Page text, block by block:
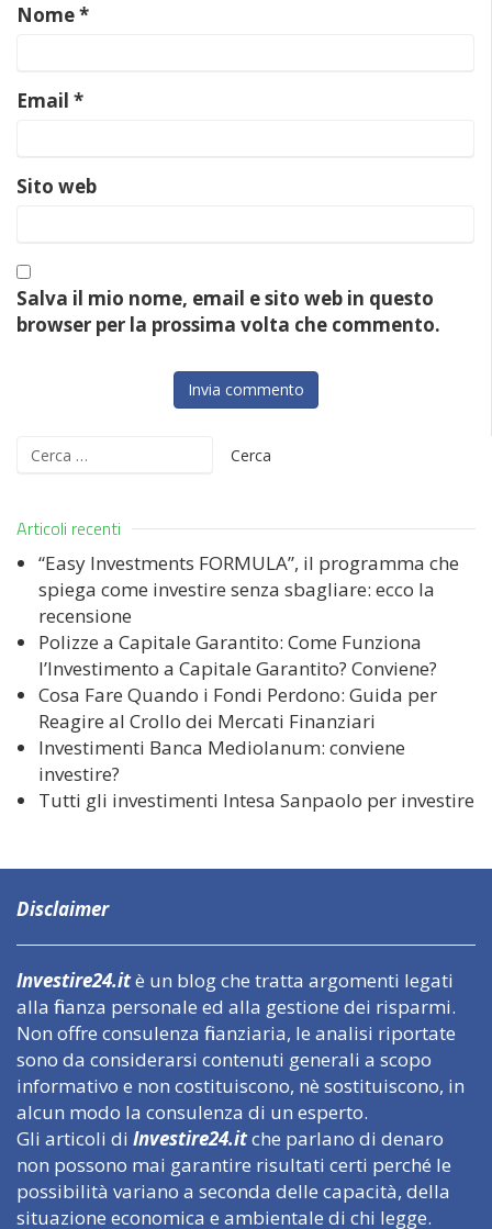
Nome*
Email *
Sito web
Salva il mio nome, email e sito web in questo
browser per la prossima volta che commento.
Ricerca
Articoli recenti
“Easy Investments FORMULA”, il programma che
spiega come investire senza sbagliare: ecco la
recensione
Polizze a Capitale Garantito: Come Funziona
l’Investimento a Capitale Garantito? Conviene?
Cosa Fare Quando i Fondi Perdono: Guida per
Reagire al Crollo dei Mercati Finanziari
Investimenti Banca Mediolanum: conviene
investire?
Tutti gli investimenti Intesa Sanpaolo per investire
Disclaimer
Investire24.itè un blog che tratta argomenti legati
alla finanza personale ed alla gestione dei risparmi.
Non offre consulenza finanziaria, le analisi riportate
sono da considerarsi contenuti generali a scopo
informativo e non costituiscono, nè sostituiscono, in
alcun modo la consulenza di un esperto.
Gli articoli di Investire24.itche parlano di denaro
non possono mai garantire risultati certi perché le
possibilità variano a seconda delle capacità, della
situazione economica e ambientale di chi legge.